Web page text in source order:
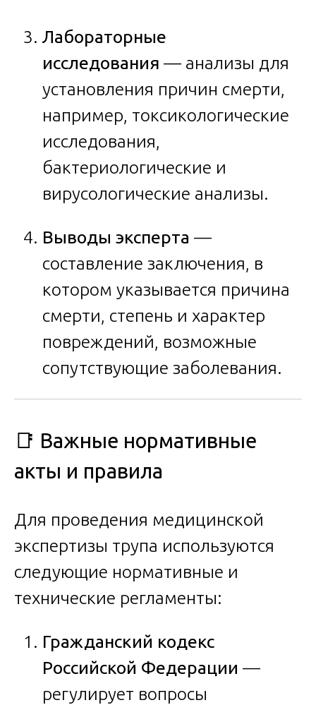
Лабораторные
исследования — анализы для
установления причин смерти,
например, токсикологические
исследования,
бактериологические и
вирусологические анализы.
Выводы эксперта —
составление заключения, в
котором указывается причина
смерти, степень и характер
повреждений, возможные
сопутствующие заболевания.
📑 Важные нормативные
акты и правила
Для проведения медицинской
экспертизы трупа используются
следующие нормативные и
технические регламенты:
Гражданский кодекс
Российской Федерации —
регулирует вопросы